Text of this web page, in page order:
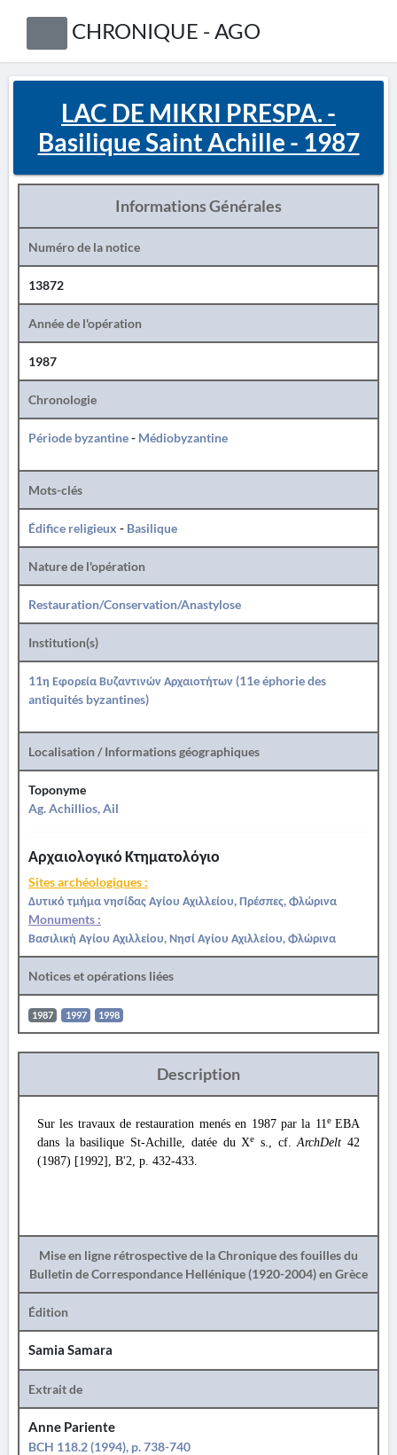
CHRONIQUE - AGO
LAC DE MIKRI PRESPA. -
Basilique Saint Achille - 1987
Informations Générales
Numéro de la notice
13872
Année de l'opération
1987
Chronologie
Période byzantine- Médiobyzantine
Mots-clés
Édifice religieux - Basilique
Nature de l'opération
Restauration/Conservation/Anastylose
Institution(s)
11η Εφορεία Βυζαντινών Αρχαιοτήτων (11e éphorie des
antiquités byzantines)
Localisation / Informations géographiques
Toponyme
Ag. Achillios, Ail
Αρχαιολογικό Κτηματολόγιο
Sites archéologiques :
Δυτικό τμήμα νησίδας Αγίου Αχιλλείου, Πρέσπες, Φλώρινα
Monuments :
Βασιλική Αγίου Αχιλλείου, Νησί Αγίου Αχιλλείου, Φλώρινα
Notices et opérations liées
1987 1997 1998
Description
Sur les travaux de restauration menés en 1987 par la 11eEBA
dans la basilique St-Achille, datée du Xe s., cf.ArchDelt42
(1987) [1992], B'2, p. 432-433.
Mise en ligne rétrospective de la Chronique des fouilles du
Bulletin de Correspondance Hellénique (1920-2004) en Grèce
Édition
Samia Samara
Extrait de
Anne Pariente
BCH 118.2 (1994), p. 738-740